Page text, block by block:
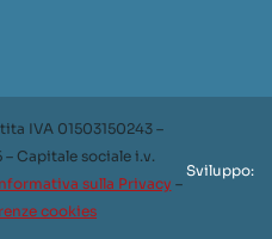
IVA 01503150243 –
Capitale sociale i.v.
sulla Privacy –
cookies
Sviluppo: